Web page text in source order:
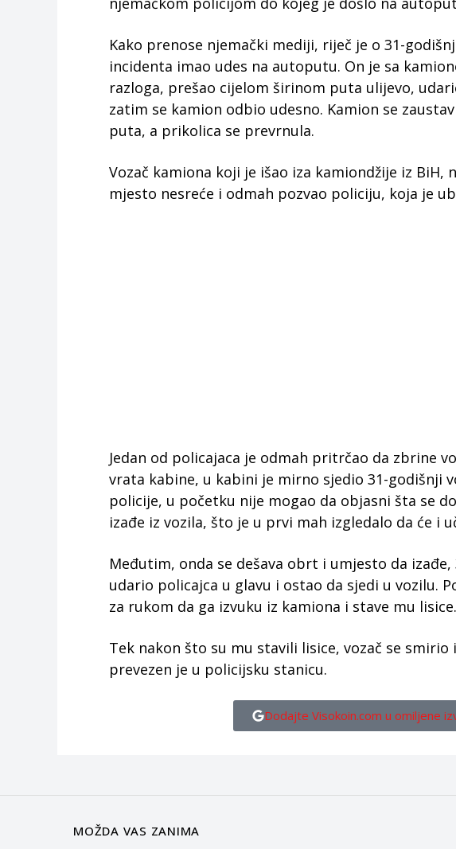
Kako prenose njemački mediji, riječ je o 31-
incidenta imao udes na autoputu. On je sa
razloga, prešao cijelom širinom puta ulijevo,
zatim se kamion odbio udesno. Kamion se
puta, a prikolica se prevrnula.
Vozač kamiona koji je išao iza kamiondžije iz BiH,
mjesto nesreće i odmah pozvao policiju, koja je
Jedan od policajaca je odmah pritrčao da zbrine
vrata kabine, u kabini je mirno sjedio 31-godišnji
policije, u početku nije mogao da objasni šta se
izađe iz vozila, što je u prvi mah izgledalo da će i
Međutim, onda se dešava obrt i umjesto da
udario policajca u glavu i ostao da sjedi u vozilu.
za rukom da ga izvuku iz kamiona i stave mu lisice.
Tek nakon što su mu stavili lisice, vozač se
prevezen je u policijsku stanicu.
Dodajte Visokoin.com u omiljene
MOŽDA VAS ZANIMA